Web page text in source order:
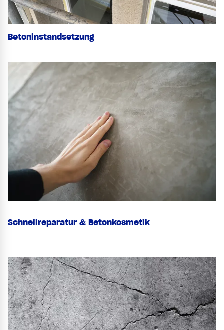
Betoninstandsetzung
Schnellreparatur & Betonkosmetik